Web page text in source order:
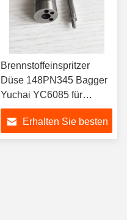
Brennstoffeinspritzer
Düse 148PN345 Bagger
Yuchai YC6085 für
Cummins B3.3 Motor Teil
Erhalten Sie besten